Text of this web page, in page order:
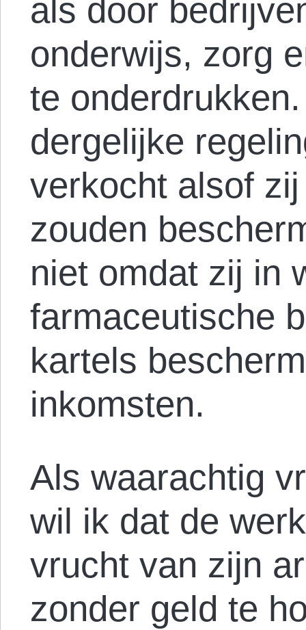
als door
onderwijs, zorg
te
dergelijke
verkocht alsof
zouden
niet omdat zij in
farmaceutische
kartels
inkomsten.
Als waarachtig
wil ik dat de
vrucht van zijn
zonder geld te